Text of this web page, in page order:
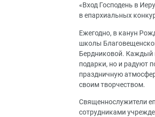
«Вход Господень в
в епархиальных
Ежегодно, в канун
школы
Бердниковой. Каждый
подарки, но и радуют
праздничную
своим творчеством.
Священнослужители
сотрудниками